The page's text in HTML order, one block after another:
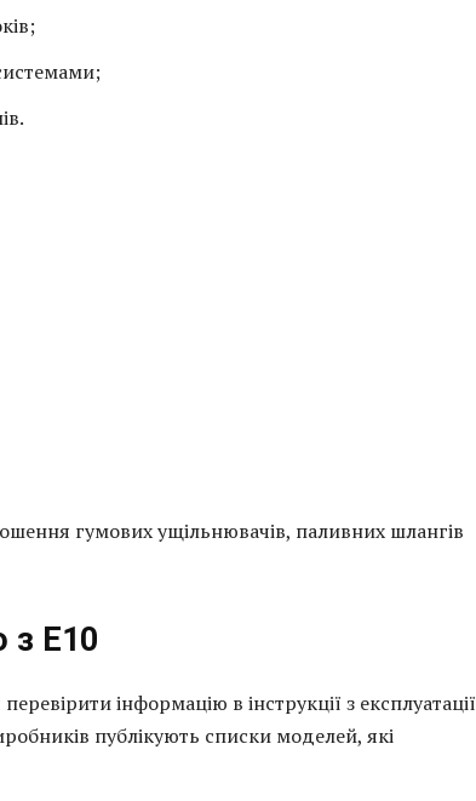
гумових ущільнювачів, паливних шлангів
з Е10
інформацію в інструкції з експлуатації
публікують списки моделей, які